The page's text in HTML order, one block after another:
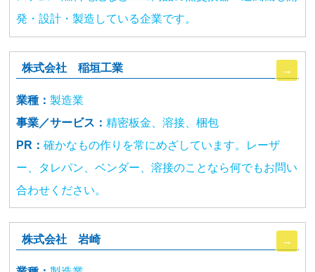
発・設計・製造している企業です。
株式会社 稲垣工業
業種： 製造業
事業／サービス： 精密板金、溶接、梱包
PR： 確かなもの作りを常にめざしています。レーザ
ー、タレパン、ベンダー、溶接のことなら何でもお問い
合わせください。
株式会社 岩崎